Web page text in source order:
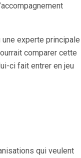
une experte principale
comparer cette
ci fait entrer en jeu
qui veulent